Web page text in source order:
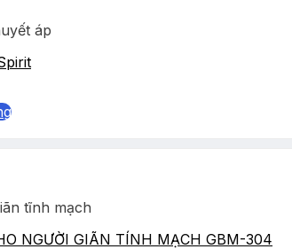
áp
tĩnh mạch
NGƯỜI GIÃN TÍNH MẠCH GBM-304